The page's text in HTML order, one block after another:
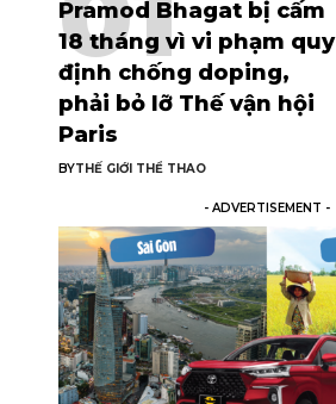
Pramod Bhagat bị cấm
18 tháng vì vi phạm quy
định chống doping,
phải bỏ lỡ Thế vận hội
Paris
BYTHẾ GIỚI THỂ THAO
- ADVERTISEMENT -